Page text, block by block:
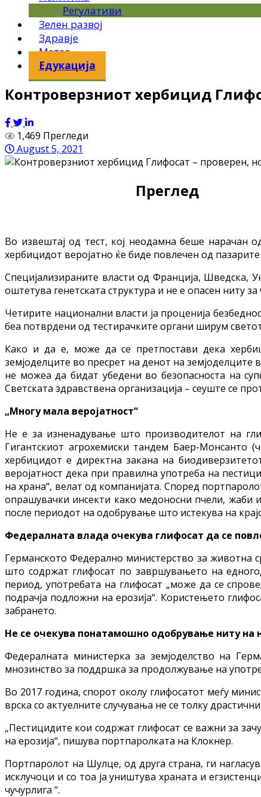
Регулативи
Зелен развој
Здравје
Метео
Едукација
Контроверзниот хербицид
1,469 Прегледи
August 5, 2021
Преглед
Во извештај од тест, кој неодамна беше нарачан
хербицидот веројатно ќе биде повлечен од
Специјализираните власти од Франција, Шведска,
оштетува генетската структура и не е опасен ниту
Четирите национални власти ја проценија
беа потврдени од тестирачките органи ширум
Како и да е, може да се претпостави дека
земјоделците во пресрет на денот на земјоделците
не можеа да бидат убедени во безопасноста на
Светската здравствена организација – сеуште се
„Многу мала веројатност“
Не е за изненадување што производителот на
Гигантскиот агрохемиски тандем Баер-Монсанто
хербицидот е директна закана на
веројатност дека при правилна употреба на
на храна“, велат од компанијата. Според
опрашувачки инсекти како медоносни пчели, жаби
после периодот на одобрување што истекува на
Федералната влада очекува глифосат да се
Германското Федерално министерство за животна
што содржат глифосат по завршувањето на
период, употребата на глифосат „може да се
подрачја подложни на ерозија“. Користењето
забрането.
Не се очекува понатамошно одобрување ниту на
Федералната министерка за земјоделство на
мнозинство за поддршка за продолжување на
Во 2017 година, спорот околу глифосатот меѓу
врска со актуелните случувања не се толку
„Пестицидите кои содржат глифосат се важни за
на ерозија“, пишува портпаролката на Клокнер.
Портпаролот на Шулце, од друга страна, ги
исклучоци и со тоа ја уништува храната и
чучурлига “.